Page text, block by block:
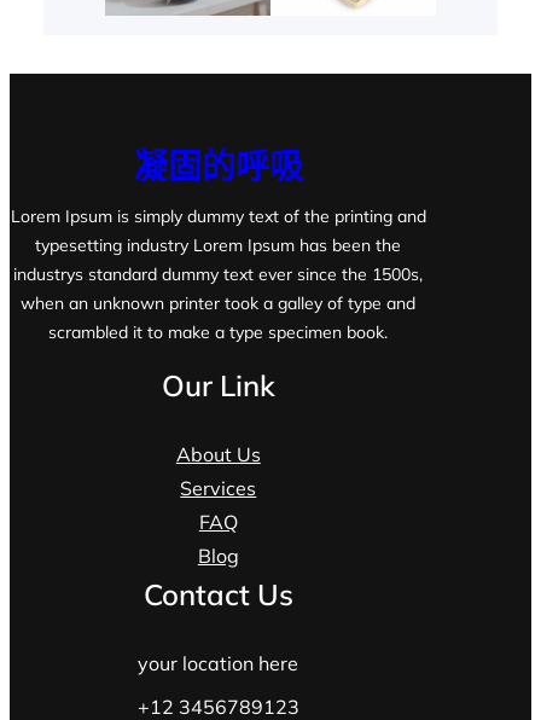
凝固的呼吸
Lorem Ipsum is simply dummy text of the printing and
typesetting industry Lorem Ipsum has been the
industrys standard dummy text ever since the 1500s,
when an unknown printer took a galley of type and
scrambled it to make a type specimen book.
Our Link
About Us
Services
FAQ
Blog
Contact Us
your location here
+12 3456789123